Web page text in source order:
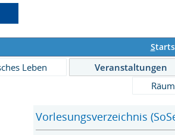
S
Leben
Veranstaltungen
Vorlesungsverzeichnis